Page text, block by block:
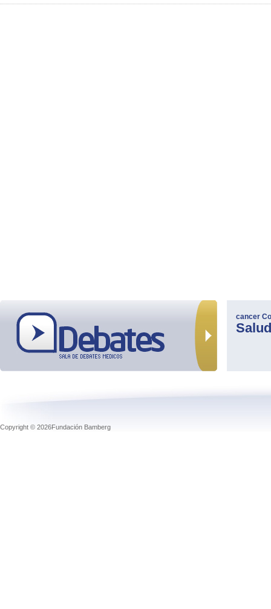
cancer
Salud
Copyright © 2026Fundación Bamberg